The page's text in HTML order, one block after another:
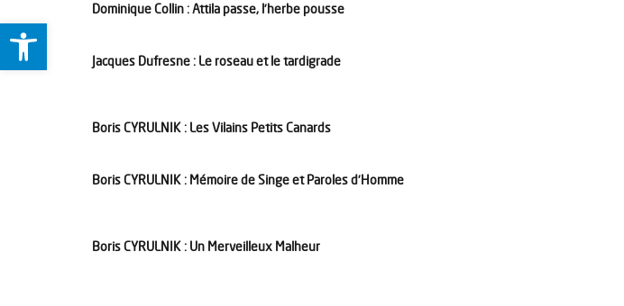
Ouvrir la barre d’outils
Dominique Collin : Attila passe, l’herbe pousse
Jacques Dufresne : Le roseau et le tardigrade
Boris CYRULNIK : Les Vilains Petits Canards
Boris CYRULNIK : Mémoire de Singe et Paroles d’Homme
Boris CYRULNIK : Un Merveilleux Malheur